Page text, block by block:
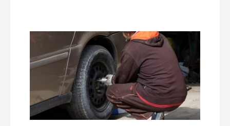
lors
l’entretien
véhicule